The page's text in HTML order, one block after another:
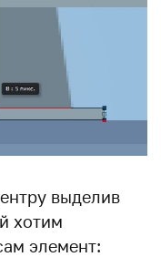
выделив
хотим
элемент: